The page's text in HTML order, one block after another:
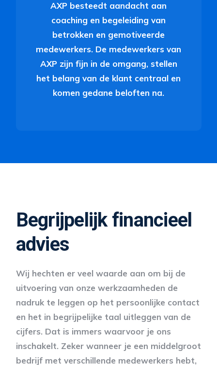
AXP besteedt aandacht aan
coaching en begeleiding van
betrokken en gemotiveerde
medewerkers. De medewerkers van
AXP zijn fijn in de omgang, stellen
het belang van de klant centraal en
komen gedane beloften na.
Begrijpelijk financieel
advies
Wij hechten er veel waarde aan om bij de
uitvoering van onze werkzaamheden de
nadruk te leggen op het persoonlijke contact
en het in begrijpelijke taal uitleggen van de
cijfers. Dat is immers waarvoor je ons
inschakelt. Zeker wanneer je een middelgroot
bedrijf met verschillende medewerkers hebt,